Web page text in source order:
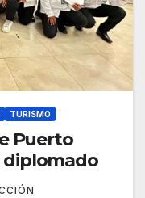
TURISMO
Puerto
diplomado